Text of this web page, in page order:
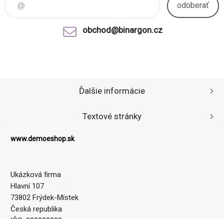
odoberať
obchod@binargon.cz
www.demoeshop.sk
Ukázková firma
Hlavní 107
73802 Frýdek-Místek
Česká republika
Ďalšie informácie
Textové stránky